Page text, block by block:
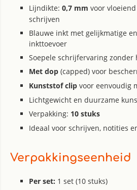
Lijndikte: 0,7 mm voor
schrijven
Blauwe inkt met gelijkmatige
inkttoevoer
Soepele schrijfervaring zonder
Met dop (capped) voor
Kunststof clip voor eenvoudig
Lichtgewicht en duurzame
Verpakking: 10 stuks
Ideaal voor schrijven, notities
Verpakkingseenheid
Per set: 1 set (10 stuks)